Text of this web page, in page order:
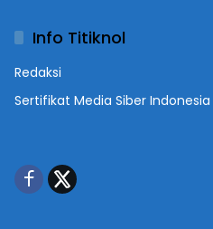
Info Titiknol
Redaksi
Sertifikat Media Siber Indonesia